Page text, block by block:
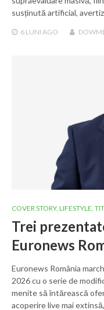
susținută artificial,
6 LUNI AGO
COVER STORY, LIFESTYLE,
Trei
Euronews
Euronews România
2026 cu o serie de
menite să întărească
acoperire live mai